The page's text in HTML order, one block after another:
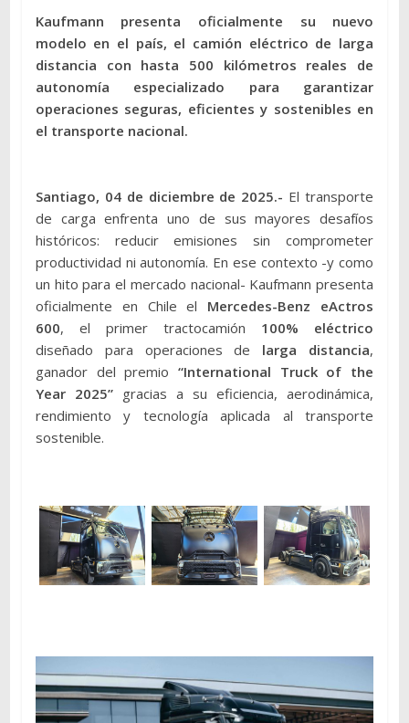
Kaufmann presenta oficialmente su nuevo
modelo en el país, el camión eléctrico de larga
distancia con hasta 500 kilómetros reales de
autonomía especializado para garantizar
operaciones seguras, eficientes y sostenibles en
el transporte nacional.
Santiago, 04 de diciembre de 2025.- El transporte
de carga enfrenta uno de sus mayores desafíos
históricos: reducir emisiones sin comprometer
productividad ni autonomía. En ese contexto -y como
un hito para el mercado nacional- Kaufmann presenta
oficialmente en Chile el Mercedes-Benz eActros
600, el primer tractocamión 100% eléctrico
diseñado para operaciones de larga distancia,
ganador del premio “International Truck of the
Year 2025”gracias a su eficiencia, aerodinámica,
rendimiento y tecnología aplicada al transporte
sostenible.